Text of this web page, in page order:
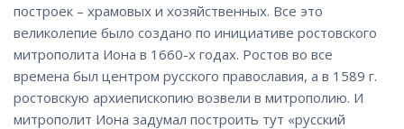
построек – храмовых и хозяйственных. Все это
великолепие было создано по инициативе ростовского
митрополита Иона в 1660-х годах. Ростов во все
времена был центром русского православия, а в 1589 г.
ростовскую архиепископию возвели в митрополию. И
митрополит Иона задумал построить тут «русский